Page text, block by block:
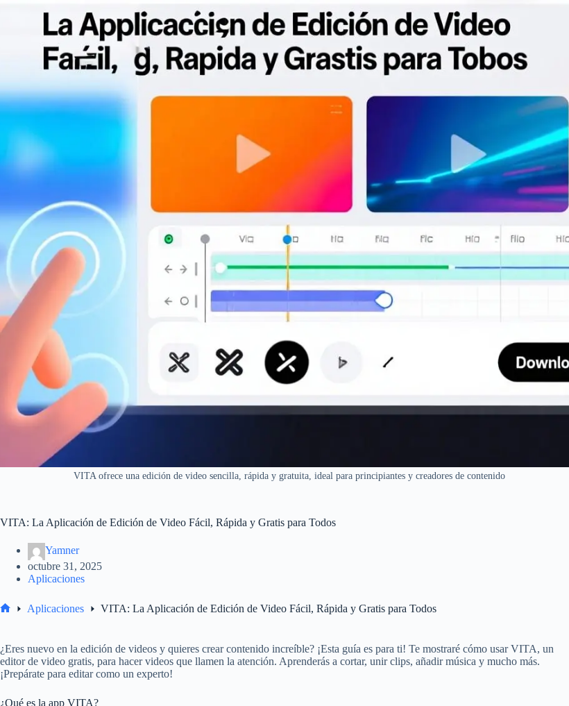
VITA ofrece una edición de video sencilla, rápida y gratuita, ideal para principiantes y creadores de contenido
VITA: La Aplicación de Edición de Video Fácil, Rápida y Gratis para Todos
Yamner
octubre 31, 2025
Aplicaciones
Aplicaciones VITA: La Aplicación de Edición de Video Fácil, Rápida y Gratis para Todos
¿Eres nuevo en la edición de videos y quieres crear contenido increíble? ¡Esta guía es para ti! Te mostraré cómo usar VITA, un
editor de video gratis, para hacer videos que llamen la atención. Aprenderás a cortar, unir clips, añadir música y mucho más.
¡Prepárate para editar como un experto!
¿Qué es la app VITA?